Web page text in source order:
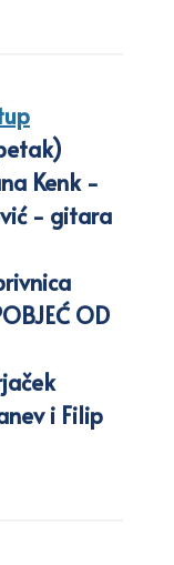
Kenk -
- gitara
OD
i Filip